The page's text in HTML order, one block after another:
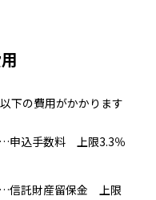
下の費用がかかります
…申込手数料 上限3.3％
…信託財産留保金 上限